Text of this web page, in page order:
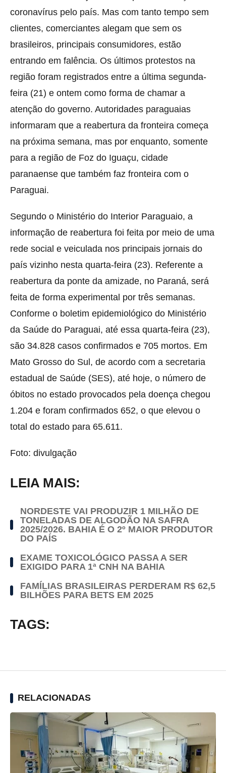
coronavírus pelo país. Mas com tanto tempo sem
clientes, comerciantes alegam que sem os
brasileiros, principais consumidores, estão
entrando em falência. Os últimos protestos na
região foram registrados entre a última segunda-
feira (21) e ontem como forma de chamar a
atenção do governo. Autoridades paraguaias
informaram que a reabertura da fronteira começa
na próxima semana, mas por enquanto, somente
para a região de Foz do Iguaçu, cidade
paranaense que também faz fronteira com o
Paraguai.
Segundo o Ministério do Interior Paraguaio, a
informação de reabertura foi feita por meio de uma
rede social e veiculada nos principais jornais do
país vizinho nesta quarta-feira (23). Referente a
reabertura da ponte da amizade, no Paraná, será
feita de forma experimental por três semanas.
Conforme o boletim epidemiológico do Ministério
da Saúde do Paraguai, até essa quarta-feira (23),
são 34.828 casos confirmados e 705 mortos. Em
Mato Grosso do Sul, de acordo com a secretaria
estadual de Saúde (SES), até hoje, o número de
óbitos no estado provocados pela doença chegou
1.204 e foram confirmados 652, o que elevou o
total do estado para 65.611.
Foto: divulgação
LEIA MAIS:
NORDESTE VAI PRODUZIR 1 MILHÃO DE
TONELADAS DE ALGODÃO NA SAFRA
2025/2026. BAHIA É O 2º MAIOR PRODUTOR
DO PAÍS
EXAME TOXICOLÓGICO PASSA A SER
EXIGIDO PARA 1ª CNH NA BAHIA
FAMÍLIAS BRASILEIRAS PERDERAM R$ 62,5
BILHÕES PARA BETS EM 2025
TAGS:
RELACIONADAS